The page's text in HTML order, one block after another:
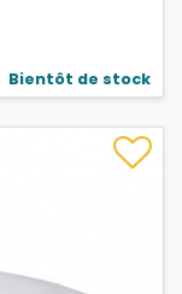
Bientôt de stock